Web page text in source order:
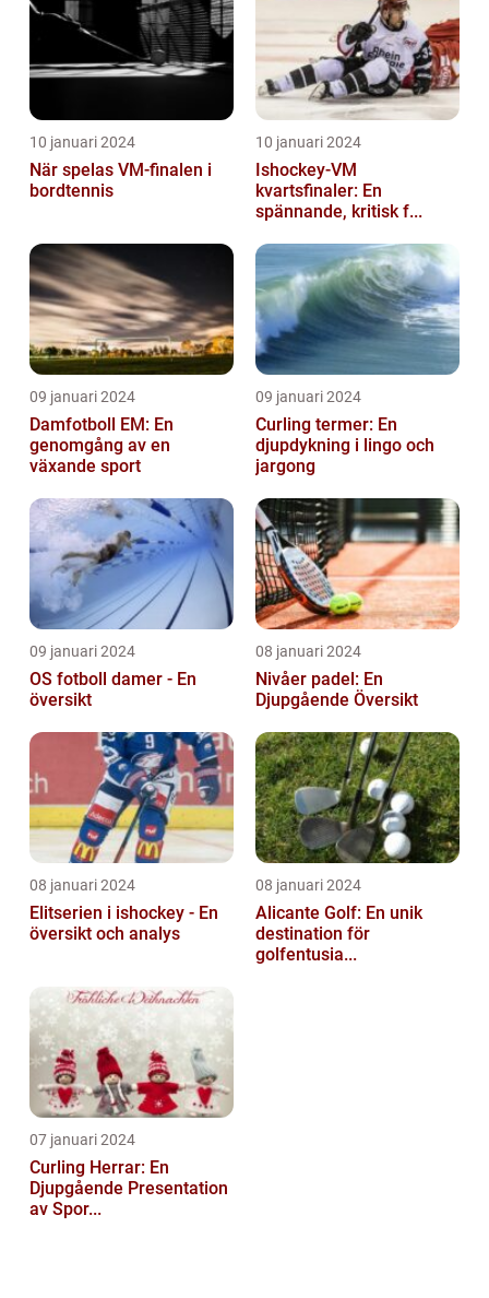
10 januari 2024
När spelas VM-finalen i
bordtennis
10 januari 2024
Ishockey-VM
kvartsfinaler: En
spännande, kritisk f...
09 januari 2024
Damfotboll EM: En
genomgång av en
växande sport
09 januari 2024
Curling termer: En
djupdykning i lingo och
jargong
09 januari 2024
OS fotboll damer - En
översikt
08 januari 2024
Nivåer padel: En
Djupgående Översikt
08 januari 2024
Elitserien i ishockey - En
översikt och analys
08 januari 2024
Alicante Golf: En unik
destination för
golfentusia...
07 januari 2024
Curling Herrar: En
Djupgående Presentation
av Spor...